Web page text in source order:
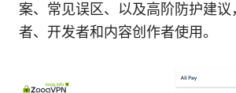
案、常见误区、以及高阶防护建议
者、开发者和内容创作者使用。